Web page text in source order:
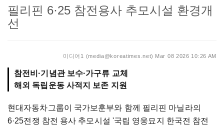
필리핀 6·25 참전용사 추모시설 환경개
선
미디어1 (media@koreatimes.net) Mar 08 2026 10:26 AM
참전비·기념관 보수·가구류 교체
해외 독립운동 사적지 보존 지원
현대자동차그룹이 국가보훈부와 함께 필리핀 마닐라의
6·25전쟁 참전 용사 추모시설 '국립 영웅묘지 한국전 참전